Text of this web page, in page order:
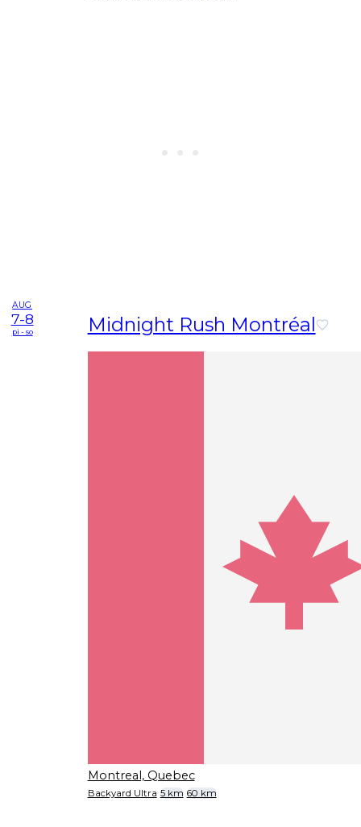
AUG
7-8
pi - so Midnight Rush Montréal
Montreal, Quebec
Backyard Ultra 5 km 60 km